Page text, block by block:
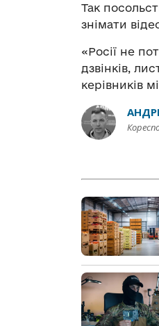
Так
знімати
«Росії не
дзвінків,
керівників